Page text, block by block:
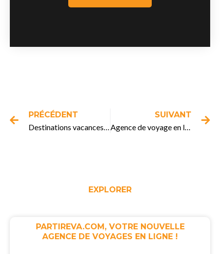
PRÉCÉDENT
Destinations vacances de printemps !
SUIVANT
Agence de voyage en ligne
EXPLORER
PARTIREVA.COM, VOTRE NOUVELLE
AGENCE DE VOYAGES EN LIGNE !